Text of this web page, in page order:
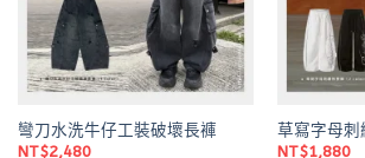
彎刀水洗牛仔工裝破壞長褲
NT$2,480
草寫字母刺
NT$1,880